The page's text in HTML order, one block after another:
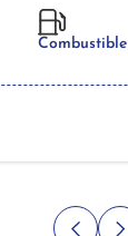
Combustible